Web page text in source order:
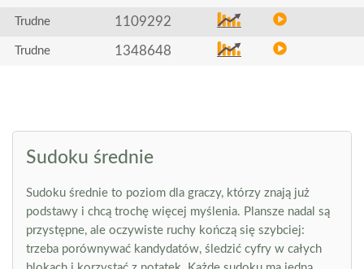
Trudne 1109292
Trudne 1348648
Sudoku średnie
Sudoku średnie to poziom dla graczy, którzy znają już
podstawy i chcą trochę więcej myślenia. Plansze nadal są
przystępne, ale oczywiste ruchy kończą się szybciej:
trzeba porównywać kandydatów, śledzić cyfry w całych